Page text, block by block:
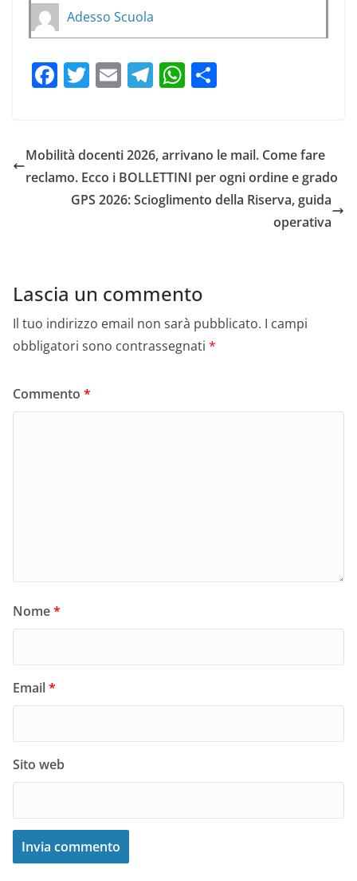
Adesso Scuola
F
e
b
o
T
er
E
l
T
gr
a
m
W
s
A
p
di
vi
di
Mobilità docenti 2026, arrivano le mail. Come fare
reclamo. Ecco i BOLLETTINI per ogni ordine e grado
GPS 2026: Scioglimento della Riserva, guida
operativa
Lascia un commento
Il tuo indirizzo email non sarà pubblicato. I campi
obbligatori sono contrassegnati *
Commento *
Nome*
Email*
Sito web